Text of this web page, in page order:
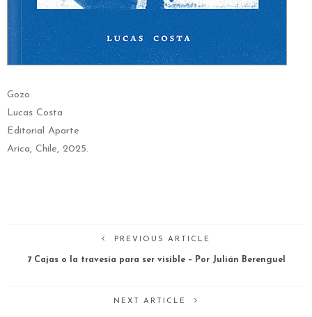
Gozo
Lucas Costa
Editorial Aparte
Arica, Chile, 2025.
PREVIOUS ARTICLE
7 Cajas o la travesía para ser visible – Por Julián Berenguel
NEXT ARTICLE